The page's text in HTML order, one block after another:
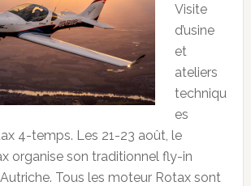
Visite
d’usine
et
ateliers
techniqu
es
4-temps. Les 21-23 août, le
organise son traditionnel fly-in
Tous les moteur Rotax sont